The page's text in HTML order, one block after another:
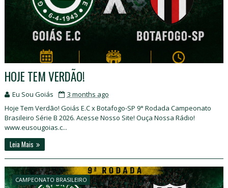
HOJE TEM VERDÃO!
Eu Sou Goiás
3 months ago
Hoje Tem Verdão! Goiás E.C x Botafogo-SP 9° Rodada Campeonato
Brasileiro Série B 2026. Acesse Nosso Site! Ouça Nossa Rádio!
www.eusougoias.c...
Leia Mais
CAMPEONATO BRASILEIRO